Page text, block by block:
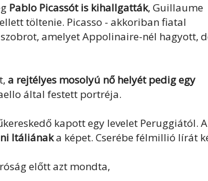
Pablo Picassót is kihallgatták, Guillaume
töltenie. Picasso - akkoriban fiatal
amelyet Appolinaire-nél hagyott,
a rejtélyes mosolyú nő helyét pedig egy
által festett portréja.
kapott egy levelet Peruggiától. A
Itáliánaka képet. Cserébe félmillió lírát
előtt azt mondta,